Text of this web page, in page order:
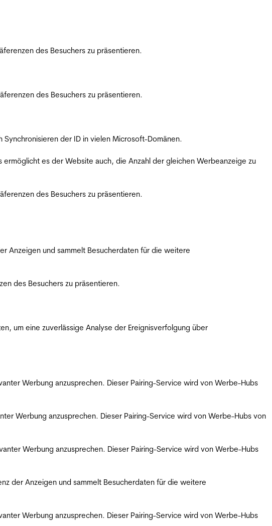
des Besuchers zu präsentieren.
des Besuchers zu präsentieren.
der ID in vielen Microsoft-Domänen.
es der Website auch, die Anzahl der gleichen Werbeanzeige zu
des Besuchers zu präsentieren.
Anzeigen und sammelt Besucherdaten für die weitere
des Besuchers zu präsentieren.
um eine zuverlässige Analyse der Ereignisverfolgung über
Werbung anzusprechen. Dieser Pairing-Service wird von Werbe-Hubs
Werbung anzusprechen. Dieser Pairing-Service wird von Werbe-Hubs von
Werbung anzusprechen. Dieser Pairing-Service wird von Werbe-Hubs
der Anzeigen und sammelt Besucherdaten für die weitere
Werbung anzusprechen. Dieser Pairing-Service wird von Werbe-Hubs